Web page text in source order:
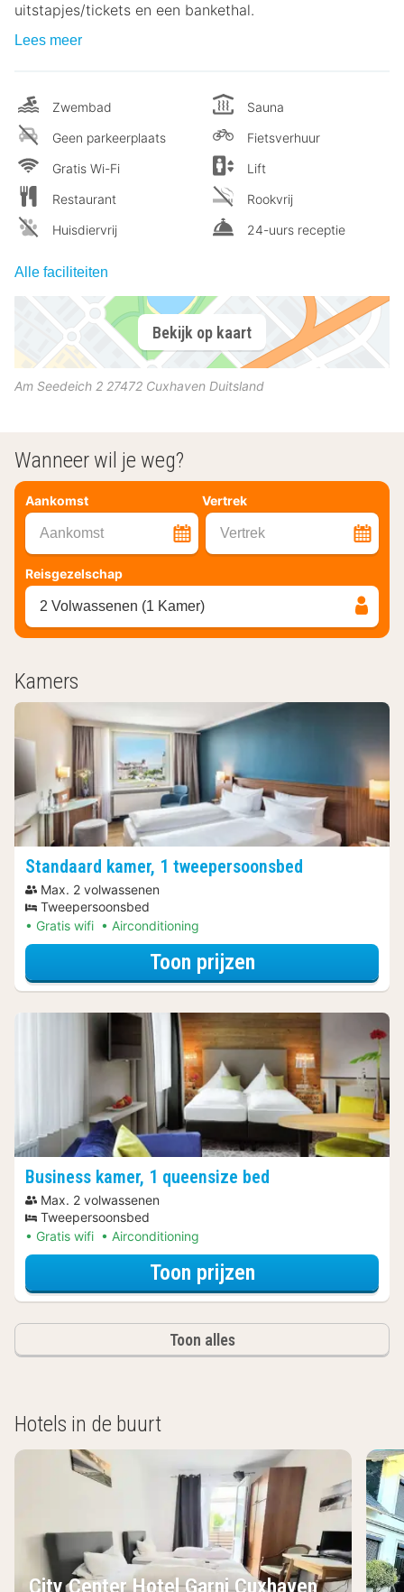
uitstapjes/tickets en een bankethal.
Lees meer
Zwembad
Geen parkeerplaats
Gratis Wi-Fi
Restaurant
Huisdiervrij
Sauna
Fietsverhuur
Lift
Rookvrij
24-uurs receptie
Alle faciliteiten
Bekijk op kaart
Am Seedeich 2 27472 Cuxhaven Duitsland
Wanneer wil je weg?
Aankomst Vertrek
Aankomst Vertrek
Reisgezelschap
2 Volwassenen (1 Kamer)
Kamers
Standaard kamer, 1 tweepersoonsbed
Max. 2 volwassenen
Tweepersoonsbed
Gratis wifi
Airconditioning
Toon prijzenvoor Standaard
Business kamer, 1 queensize bed
Max. 2 volwassenen
Tweepersoonsbed
Gratis wifi
Airconditioning
Toon prijzenvoor Business
Toon alles
Hotels in de buurt
City Center Hotel Garni Cuxhaven